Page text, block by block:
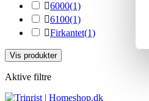
6000(1)
6100(1)
Firkantet(1)
Vis produkter
Aktive filtre